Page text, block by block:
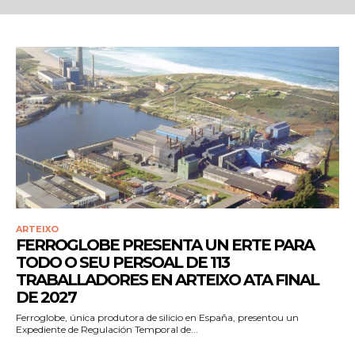
ARTEIXO
FERROGLOBE PRESENTA UN ERTE PARA
TODO O SEU PERSOAL DE 113
TRABALLADORES EN ARTEIXO ATA FINAL
DE 2027
Ferroglobe, única produtora de silicio en España, presentou un
Expediente de Regulación Temporal de...